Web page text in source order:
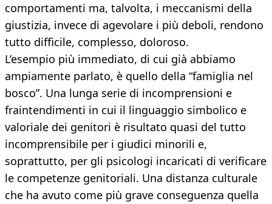
comportamenti ma, talvolta, i meccanismi della
giustizia, invece di agevolare i più deboli, rendono
tutto difficile, complesso, doloroso.
L’esempio più immediato, di cui già abbiamo
ampiamente parlato, è quello della “famiglia nel
bosco”. Una lunga serie di incomprensioni e
fraintendimenti in cui il linguaggio simbolico e
valoriale dei genitori è risultato quasi del tutto
incomprensibile per i giudici minorili e,
soprattutto, per gli psicologi incaricati di verificare
le competenze genitoriali. Una distanza culturale
che ha avuto come più grave conseguenza quella